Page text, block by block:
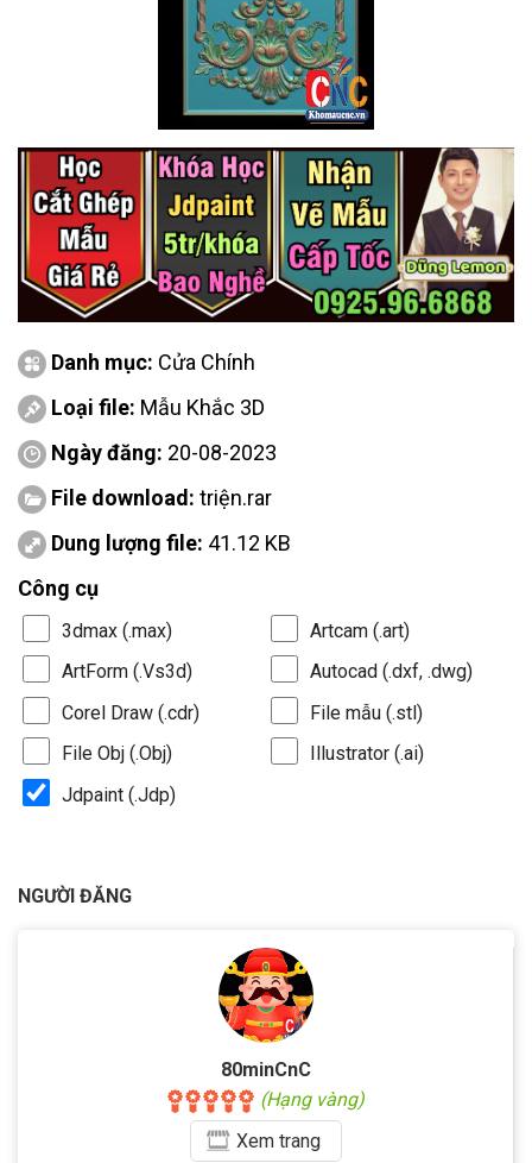
Danh mục: Cửa Chính
Loại file: Mẫu Khắc 3D
Ngày đăng: 20-08-2023
File download: triện.rar
Dung lượng file: 41.12 KB
Công cụ
3dmax (.max)
Artcam (.art)
ArtForm (.Vs3d)
Autocad (.dxf, .dwg)
Corel Draw (.cdr)
File mẫu (.stl)
File Obj (.Obj)
Illustrator (.ai)
Jdpaint (.Jdp)
NGƯỜI ĐĂNG
80minCnC
(Hạng vàng)
Xemtrang